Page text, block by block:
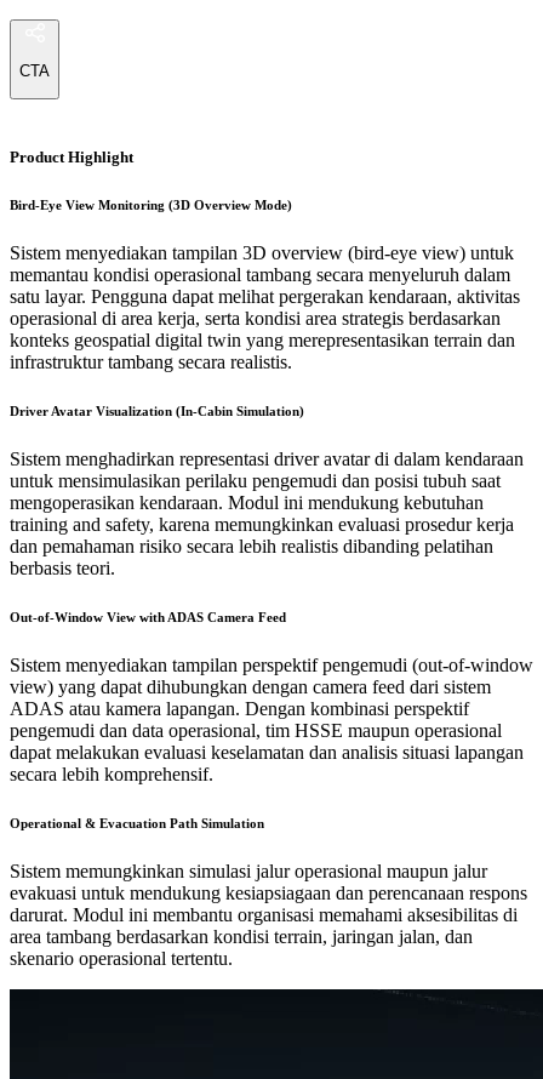
CTA
Product Highlight
Bird-Eye View Monitoring (3D Overview Mode)
Sistem menyediakan tampilan 3D overview (bird-eye view) untuk
memantau kondisi operasional tambang secara menyeluruh dalam
satu layar. Pengguna dapat melihat pergerakan kendaraan, aktivitas
operasional di area kerja, serta kondisi area strategis berdasarkan
konteks geospatial digital twin yang merepresentasikan terrain dan
infrastruktur tambang secara realistis.
Driver Avatar Visualization (In-Cabin Simulation)
Sistem menghadirkan representasi driver avatar di dalam kendaraan
untuk mensimulasikan perilaku pengemudi dan posisi tubuh saat
mengoperasikan kendaraan. Modul ini mendukung kebutuhan
training and safety, karena memungkinkan evaluasi prosedur kerja
dan pemahaman risiko secara lebih realistis dibanding pelatihan
berbasis teori.
Out-of-Window View with ADAS Camera Feed
Sistem menyediakan tampilan perspektif pengemudi (out-of-window
view) yang dapat dihubungkan dengan camera feed dari sistem
ADAS atau kamera lapangan. Dengan kombinasi perspektif
pengemudi dan data operasional, tim HSSE maupun operasional
dapat melakukan evaluasi keselamatan dan analisis situasi lapangan
secara lebih komprehensif.
Operational & Evacuation Path Simulation
Sistem memungkinkan simulasi jalur operasional maupun jalur
evakuasi untuk mendukung kesiapsiagaan dan perencanaan respons
darurat. Modul ini membantu organisasi memahami aksesibilitas di
area tambang berdasarkan kondisi terrain, jaringan jalan, dan
skenario operasional tertentu.